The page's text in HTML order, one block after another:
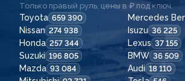
Только правый руль, цены в ₽ под ключ.
Toyota 659 390 Mercedes
Nissan 274 938 Isuzu 36 225
Honda 257 344 Lexus 37 155
Suzuki 196 805 BMW 36 509
Mazda 93 084 Audi 18 110